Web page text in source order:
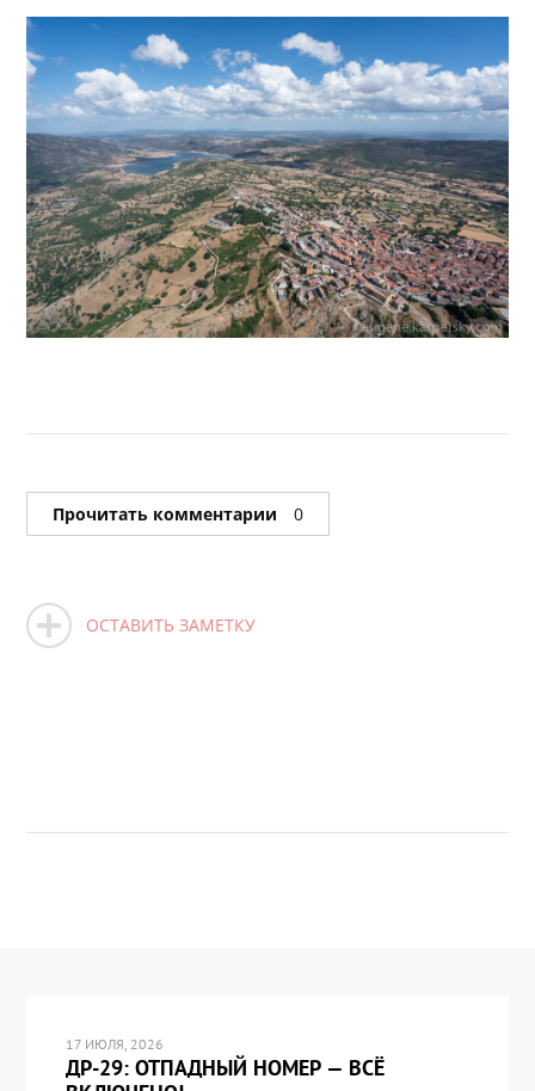
Прочитать комментарии 0
ОСТАВИТЬ ЗАМЕТКУ
17 ИЮЛЯ, 2026
ДР-29: ОТПАДНЫЙ НОМЕР — ВСЁ